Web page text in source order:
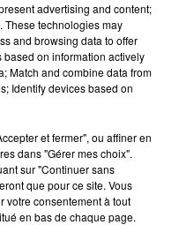
advertising and content;
These technologies may
and browsing data to offer
on information actively
Match and combine data from
Identify devices based on
et fermer", ou affiner en
dans "Gérer mes choix".
sur "Continuer sans
que pour ce site. Vous
votre consentement à tout
en bas de chaque page.